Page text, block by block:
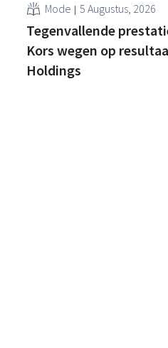
Mode 5 Augustus, 2026
Tegenvallende
Kors wegen op
Holdings